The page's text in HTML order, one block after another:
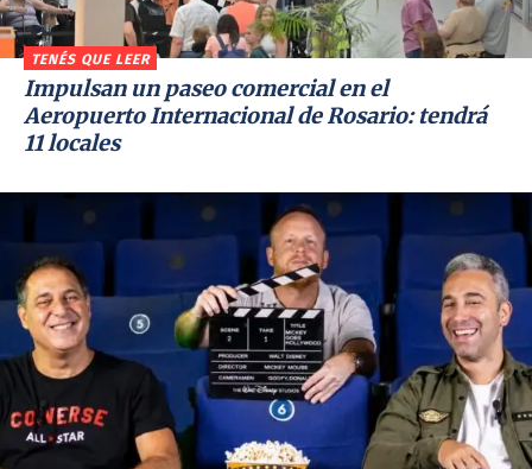
TENÉS QUE LEER
Impulsan un paseo comercial en el
Aeropuerto Internacional de Rosario: tendrá
11 locales